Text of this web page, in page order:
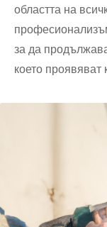
областта на
за да
което проявяват